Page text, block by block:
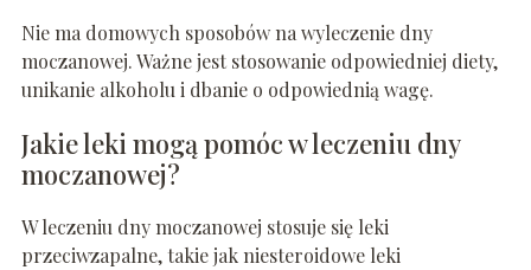
Nie ma domowych sposobów na wyleczenie dny
moczanowej. Ważne jest stosowanie odpowiedniej diety,
unikanie alkoholu i dbanie o odpowiednią wagę.
Jakie leki mogą pomóc w leczeniu dny
moczanowej?
W leczeniu dny moczanowej stosuje się leki
przeciwzapalne, takie jak niesteroidowe leki